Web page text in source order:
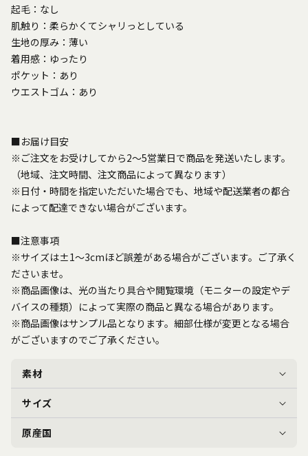
起毛：なし
肌触り：柔らかくてシャリっとしている
生地の厚み：薄い
着用感：ゆったり
ポケット：あり
ウエストゴム：あり
■お届け目安
※ご注文をお受けしてから2～5営業日で商品を発送いたします。
（地域、注文時間、注文商品によって異なります）
※日付・時間を指定いただいた場合でも、地域や配送業者の都合
によって配達できない場合がございます。
■注意事項
※サイズは±1～3cmほど誤差がある場合がございます。ご了承く
ださいませ。
※商品画像は、光の当たり具合や閲覧環境（モニターの設定やデ
バイスの種類）によって実際の商品と異なる場合があります。
※商品画像はサンプル品となります。細部仕様が変更となる場合
がございますのでご了承ください。
素材
サイズ
原産国